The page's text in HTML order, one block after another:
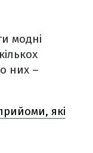
модні
них –
які